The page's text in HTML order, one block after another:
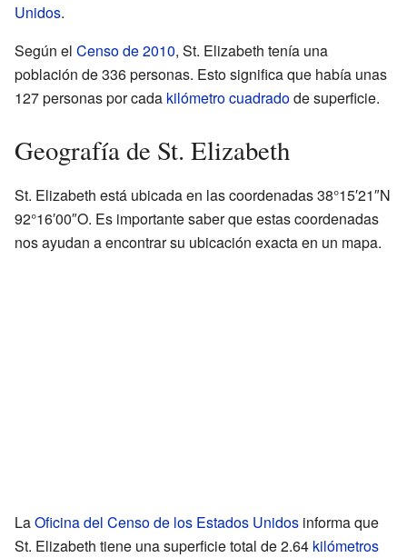
Unidos.
Según el Censo de 2010, St. Elizabeth tenía una
población de 336 personas. Esto significa que había unas
127 personas por cada kilómetro cuadradode superficie.
Geografía de St. Elizabeth
St. Elizabeth está ubicada en las coordenadas 38°15′21″N
92°16′00″O. Es importante saber que estas coordenadas
nos ayudan a encontrar su ubicación exacta en un mapa.
LaOficina del Censo de los Estados Unidos informa que
St. Elizabeth tiene una superficie total de 2.64 kilómetros